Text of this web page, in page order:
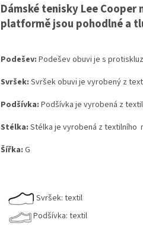
Dámské tenisky Lee
platformě jsou pohodlné a
Podešev: Podešev obuvi je s
Svršek: Svršek obuvi je vyrobený z
Podšívka: Podšívka je vyrobená z
Stélka: Stélka je vyrobená z textilního
Šířka: G
Svršek: textil
Podšívka: textil